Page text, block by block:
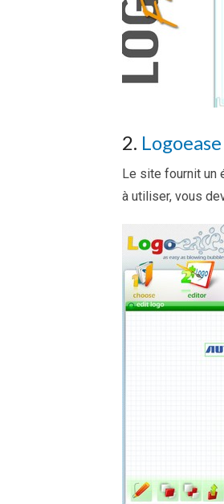
2. Logoease
Le site fournit un
à utiliser, vous